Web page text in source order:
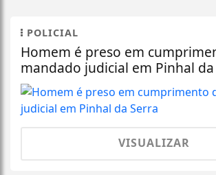
POLICIAL
Homem é preso em
mandado judicial em Pinhal
VISUALIZAR